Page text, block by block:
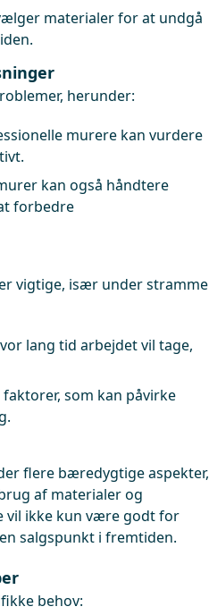
materialer for at undgå
herunder:
murere kan vurdere
kan også håndtere
forbedre
vigtige, især under stramme
lang tid arbejdet vil tage,
som kan påvirke
flere bæredygtige aspekter,
af materialer og
vil ikke kun være godt for
salgspunkt i fremtiden.
behov: